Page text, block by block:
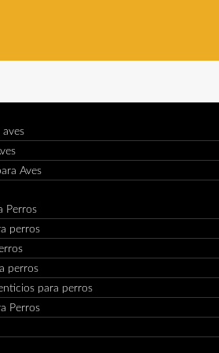
Aves
Perros
perros
perros
para perros
Perros